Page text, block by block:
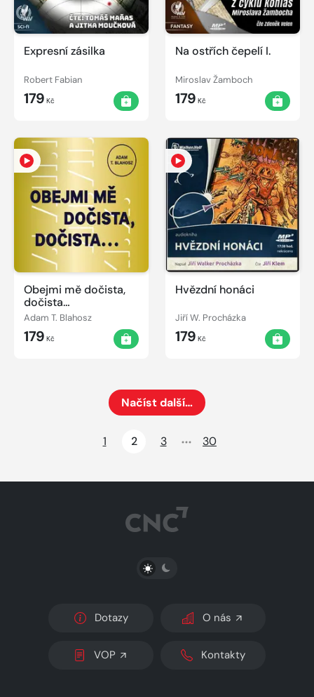
Expresní zásilka
Robert Fabian
179 Kč
Na ostřích čepelí I.
Miroslav Žamboch
179 Kč
Obejmi mě dočista,
dočista…
Adam T. Blahosz
179 Kč
Hvězdní honáci
Jiří W. Procházka
179 Kč
Načíst další…
1
2 3 30
PŘEPNOUT SVĚTLÝ/TMAVÝ REŽIM
Dotazy O nás
VOP Kontakty